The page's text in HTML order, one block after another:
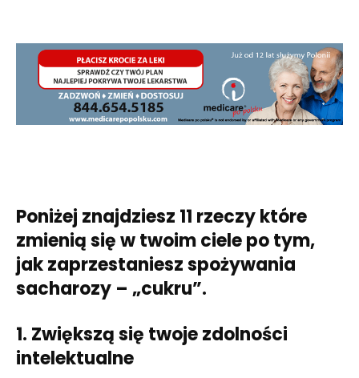
Poniżej znajdziesz 11 rzeczy które
zmienią się w twoim ciele po tym,
jak zaprzestaniesz spożywania
sacharozy – „cukru”.
1. Zwiększą się twoje zdolności
intelektualne